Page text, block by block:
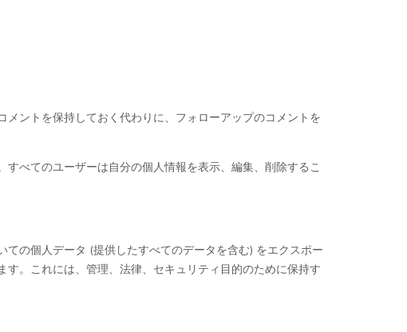
ントを保持しておく代わりに、フォローアップのコメントを
べてのユーザーは自分の個人情報を表示、編集、削除するこ
の個人データ (提供したすべてのデータを含む) をエクスポー
。これには、管理、法律、セキュリティ目的のために保持す